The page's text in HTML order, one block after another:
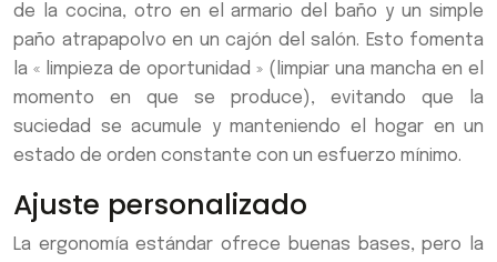
de la cocina, otro en el armario del baño y un simple
paño atrapapolvo en un cajón del salón. Esto fomenta
la « limpieza de oportunidad » (limpiar una mancha en el
momento en que se produce), evitando que la
suciedad se acumule y manteniendo el hogar en un
estado de orden constante con un esfuerzo mínimo.
Ajuste personalizado
La ergonomía estándar ofrece buenas bases, pero la